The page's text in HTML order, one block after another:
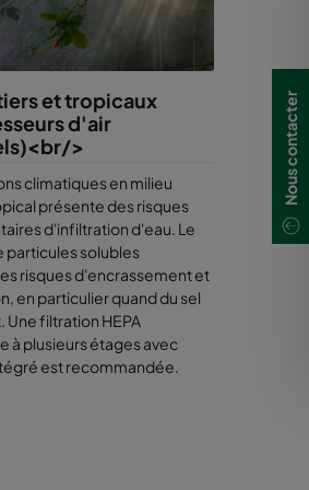
et tropicaux
d'air
>
climatiques en milieu
présente des risques
d'infiltration d'eau. Le
particules solubles
risques d'encrassement et
en particulier quand du sel
Une filtration HEPA
à plusieurs étages avec
est recommandée.
Nous contacter